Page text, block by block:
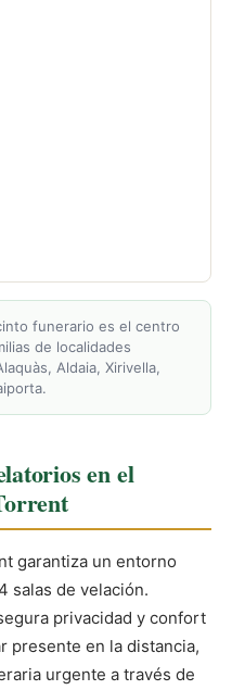
funerario es el centro
de localidades
Aldaia, Xirivella,
en el
garantiza un entorno
salas de velación.
privacidad y confort
presente en la distancia,
urgente a través de